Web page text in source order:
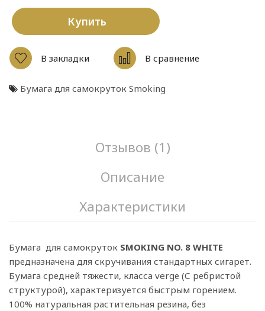
Купить
В закладки В сравнение
Бумага для самокруток Smoking
Отзывов (1)
Описание
Характеристики
Бумага для самокруток SMOKING NO. 8 WHITE
предназначена для скручивания стандартных сигарет.
Бумага средней тяжести, класса vergе (С ребристой
структурой), характеризуется быстрым горением.
100% натуральная растительная резина, без